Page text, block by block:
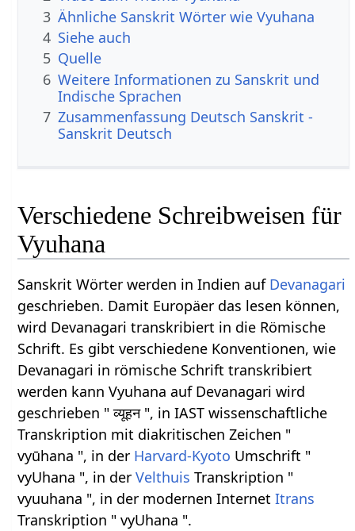
3 Ähnliche Sanskrit Wörter wie Vyuhana
4 Siehe auch
5 Quelle
6 Weitere Informationen zu Sanskrit und
Indische Sprachen
7 Zusammenfassung Deutsch Sanskrit -
Sanskrit Deutsch
Verschiedene Schreibweisen für
Vyuhana
Sanskrit Wörter werden in Indien auf Devanagari
geschrieben. Damit Europäer das lesen können,
wird Devanagari transkribiert in die Römische
Schrift. Es gibt verschiedene Konventionen, wie
Devanagari in römische Schrift transkribiert
werden kann Vyuhana auf Devanagari wird
geschrieben " व्यूहन ", in IAST wissenschaftliche
Transkription mit diakritischen Zeichen "
vyūhana ", in der Harvard-Kyoto Umschrift "
vyUhana ", in derVelthuis Transkription "
vyuuhana ", in der modernen InternetItrans
Transkription " vyUhana ".